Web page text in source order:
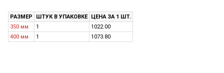
РАЗМЕР ШТУК В УПАКОВКЕ
ЦЕНА ЗА 1 ШТ.
350 мм
1
1022.00
400 мм
1 1073.80